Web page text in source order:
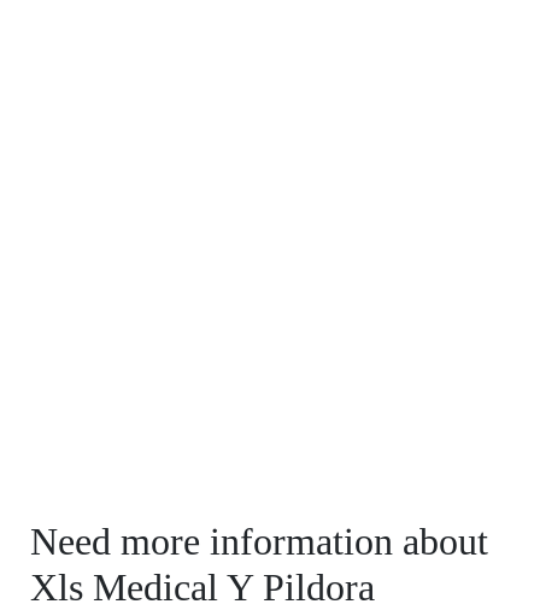
Need more information about
Xls Medical Y Pildora